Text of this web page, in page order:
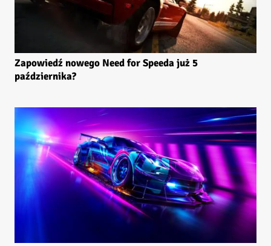
Zapowiedź nowego Need for Speeda już 5
października?